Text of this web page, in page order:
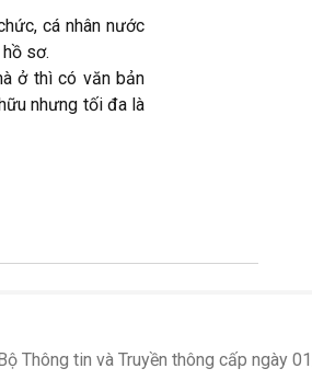
cá nhân nước
sơ.
ở thì có văn bản
nhưng tối đa là
Thông tin và Truyền thông cấp ngày